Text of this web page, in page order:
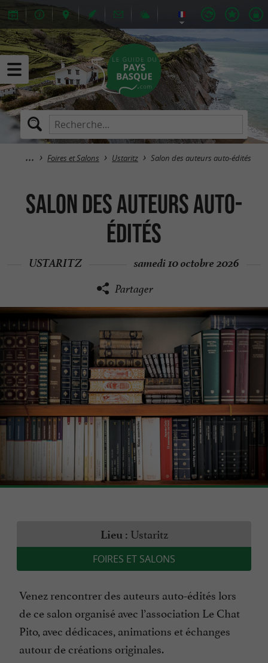
Foires et Salons Ustaritz Salon des auteurs auto-édités
Salon des auteurs auto-
édités
USTARITZ samedi 10 octobre 2026
Partager
Lieu : Ustaritz
FOIRES ET SALONS
Venez rencontrer des auteurs auto-édités lors
de ce salon organisé avec l’association Le Chat
Pito, avec dédicaces, animations et échanges
autour de créations originales.